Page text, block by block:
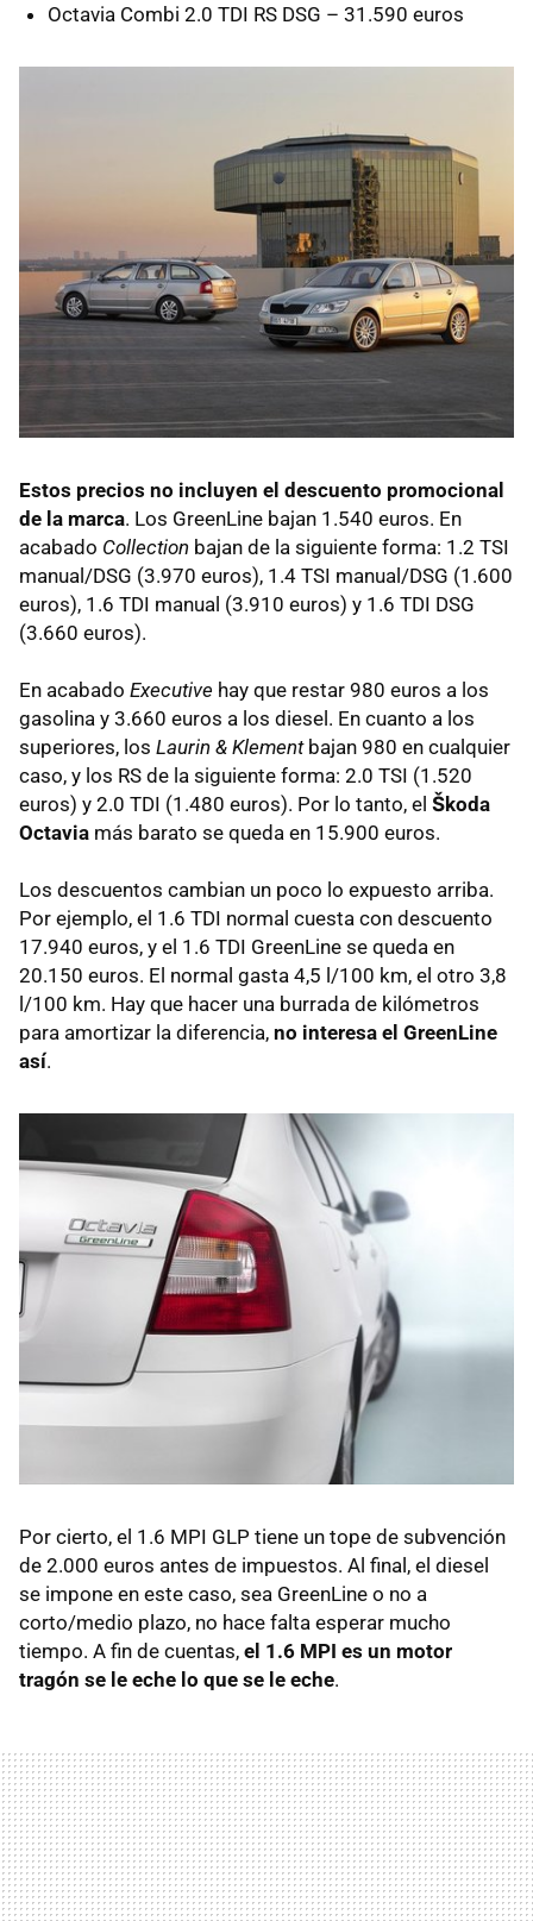
Octavia Combi 2.0 TDI RS DSG – 31.590 euros
Estos precios no incluyen el descuento promocional
de la marca. Los GreenLine bajan 1.540 euros. En
acabado Collection bajan de la siguiente forma: 1.2 TSI
manual/DSG (3.970 euros), 1.4 TSI manual/DSG (1.600
euros), 1.6 TDI manual (3.910 euros) y 1.6 TDI DSG
(3.660 euros).
En acabado Executive hay que restar 980 euros a los
gasolina y 3.660 euros a los diesel. En cuanto a los
superiores, los Laurin & Klementbajan 980 en cualquier
caso, y los RS de la siguiente forma: 2.0 TSI (1.520
euros) y 2.0 TDI (1.480 euros). Por lo tanto, el Škoda
Octavia más barato se queda en 15.900 euros.
Los descuentos cambian un poco lo expuesto arriba.
Por ejemplo, el 1.6 TDI normal cuesta con descuento
17.940 euros, y el 1.6 TDI GreenLine se queda en
20.150 euros. El normal gasta 4,5 l/100 km, el otro 3,8
l/100 km. Hay que hacer una burrada de kilómetros
para amortizar la diferencia, no interesa el GreenLine
así.
Por cierto, el 1.6 MPI GLP tiene un tope de subvención
de 2.000 euros antes de impuestos. Al final, el diesel
se impone en este caso, sea GreenLine o no a
corto/medio plazo, no hace falta esperar mucho
tiempo. A fin de cuentas, el 1.6 MPI es un motor
tragón se le eche lo que se le eche.